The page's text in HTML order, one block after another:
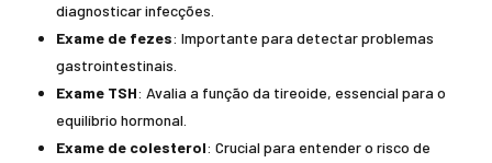
diagnosticar infecções.
Exame de fezes: Importante para detectar problemas
gastrointestinais.
Exame TSH: Avalia a função da tireoide, essencial para o
equilíbrio hormonal.
Exame de colesterol: Crucial para entender o risco de